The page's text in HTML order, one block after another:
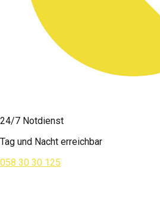
24/7 Notdienst
Tag und Nacht erreichbar
058 30 30 125